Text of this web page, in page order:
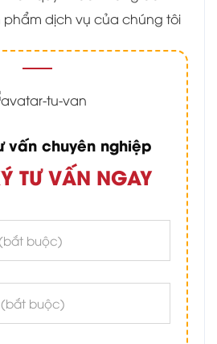
dịch vụ của chúng tôi
vấn chuyên nghiệp
TƯ VẤN NGAY